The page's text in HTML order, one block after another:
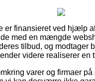
er finansieret ved hjælp
med en mængde
tilbud, og modtager
videre realiserer en
varer og firmaer på